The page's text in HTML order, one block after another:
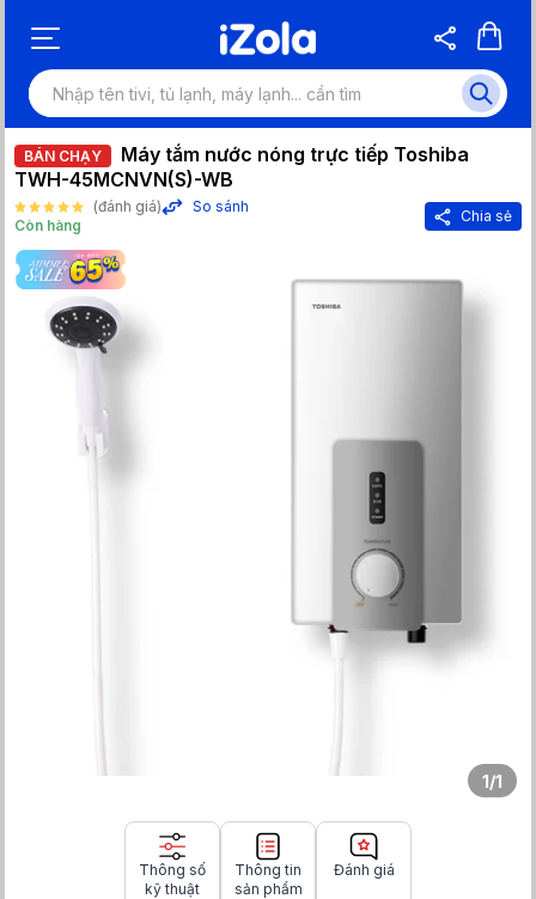
BÁN CHẠY
Máy tắm nước nóng trực tiếp Toshiba
TWH-45MCNVN(S)-WB
(đánh giá)
So sánh
Còn hàng
Chia sẻ
1/1
Thông số
kỹ thuật
Thông tin
sản phẩm
Đánh giá